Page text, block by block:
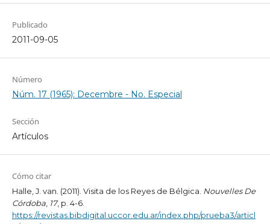
Publicado
2011-09-05
Número
Núm. 17 (1965): Decembre - No. Especial
Sección
Artículos
Cómo citar
Halle, J. van. (2011). Visita de los Reyes de Bélgica. Nouvelles De
Córdoba, 17, p. 4-6.
https://revistas.bibdigital.uccor.edu.ar/index.php/prueba3/articl